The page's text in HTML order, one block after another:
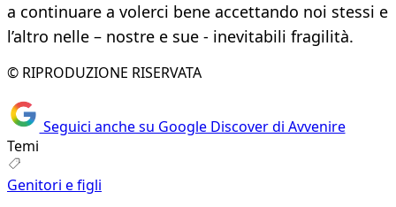
a continuare a volerci bene accettando noi stessi e
l’altro nelle – nostre e sue - inevitabili fragilità.
© RIPRODUZIONE RISERVATA
Seguici anche su Google Discover di Avvenire
Temi
Genitori e figli